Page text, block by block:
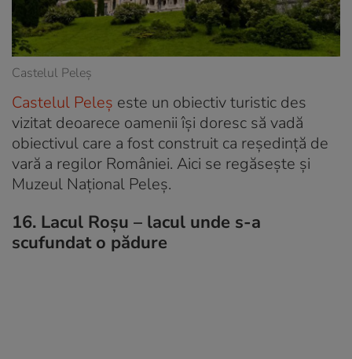
Castelul Peleș
Castelul Peleş este un obiectiv turistic des
vizitat deoarece oamenii își doresc să vadă
obiectivul care a fost construit ca reședință de
vară a regilor României. Aici se regăsește și
Muzeul Național Peleș.
16. Lacul Roșu – lacul unde s-a
scufundat o pădure